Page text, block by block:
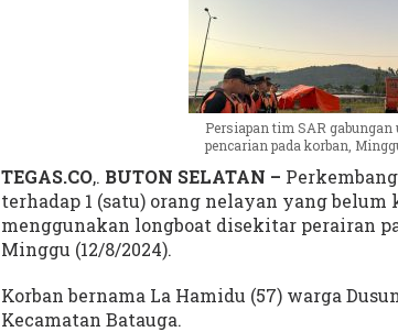
c
a
r
i
a
Persiapan tim SAR
pencarian pada korban,
TEGAS.CO,. BUTON SELATAN –
terhadap 1 (satu) orang nelayan yang
menggunakan longboat disekitar perairan
Minggu (12/8/2024).
Korban bernama La Hamidu (57) warga
Kecamatan Batauga.